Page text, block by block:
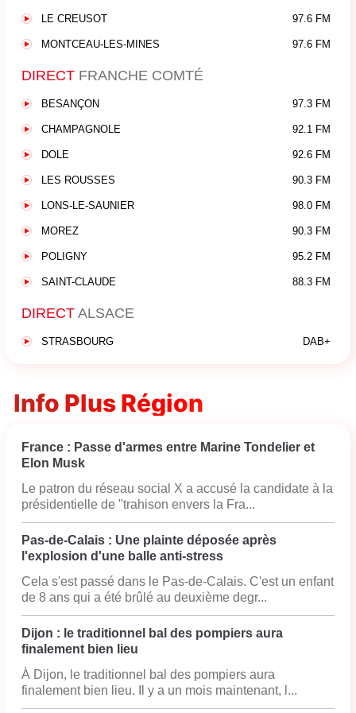
LE CREUSOT 97.6 FM
MONTCEAU-LES-MINES 97.6 FM
DIRECT FRANCHE COMTÉ
BESANÇON 97.3 FM
CHAMPAGNOLE 92.1 FM
DOLE 92.6 FM
LES ROUSSES 90.3 FM
LONS-LE-SAUNIER 98.0 FM
MOREZ 90.3 FM
POLIGNY 95.2 FM
SAINT-CLAUDE 88.3 FM
DIRECT ALSACE
STRASBOURG DAB+
Info Plus Région
France : Passe d'armes entre Marine Tondelier et
Elon Musk
Le patron du réseau social X a accusé la candidate à la
présidentielle de "trahison envers la Fra...
Pas-de-Calais : Une plainte déposée après
l'explosion d'une balle anti-stress
Cela s'est passé dans le Pas-de-Calais. C'est un enfant
de 8 ans qui a été brûlé au deuxième degr...
Dijon : le traditionnel bal des pompiers aura
finalement bien lieu
À Dijon, le traditionnel bal des pompiers aura
finalement bien lieu. Il y a un mois maintenant, l...